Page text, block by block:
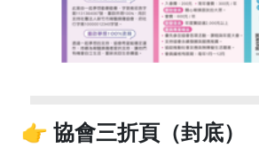
👉 協會三折頁（封底）